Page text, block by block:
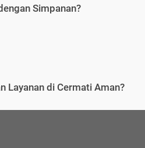
Simpanan?
Layanan di Cermati Aman?